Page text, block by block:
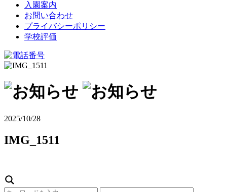
入園案内
お問い合わせ
プライバシーポリシー
学校評価
2025/10/28
IMG_1511